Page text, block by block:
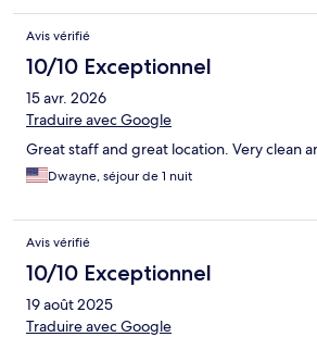
Avis vérifié
10/10 Exceptionnel
15 avr. 2026
Traduire avec Google
Great staff and great location. Very clean
Dwayne, séjour de 1 nuit
Avis vérifié
10/10 Exceptionnel
19 août 2025
Traduire avec Google